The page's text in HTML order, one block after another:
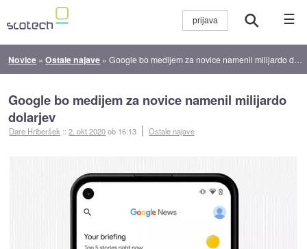
☰
Novice »Ostale najave »Google bo medijem za novice namenil milijardo dolarjev
Google bo medijem za novice namenil milijardo
dolarjev
Dare Hriberšek ::2. okt 2020ob 16:13 Ostale najave